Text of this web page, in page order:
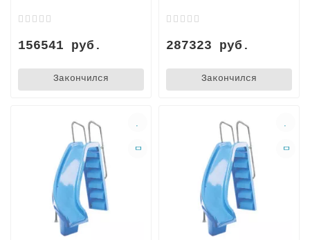
156541 руб.
Закончился
287323 руб.
Закончился